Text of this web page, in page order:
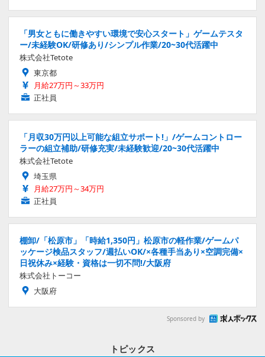
「男女ともに働きやすい環境で安心スタート」ゲームテスタ
ー/未経験OK/研修あり/シンプル作業/20~30代活躍中
株式会社Tetote
東京都
月給27万円～33万円
正社員
「月収30万円以上可能な組立サポート!」/ゲームコントロー
ラーの組立補助/研修充実/未経験歓迎/20~30代活躍中
株式会社Tetote
埼玉県
月給27万円～34万円
正社員
棚卸/「松原市」「時給1,350円」松原市の軽作業/ゲームパ
ッケージ検品スタッフ/週払いOK/×各種手当あり×空調完備×
日祝休み×経験・資格は一切不問!/大阪府
株式会社トーコー
大阪府
Sponsored by
トピックス